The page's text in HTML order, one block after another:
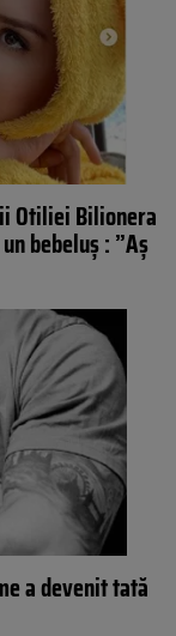
Otiliei Bilionera
bebeluș : ”Aș
a devenit tată